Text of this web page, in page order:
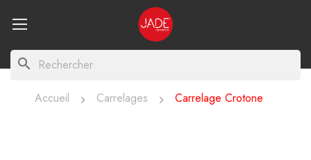
search
Accueil Carrelages Carrelage Crotone